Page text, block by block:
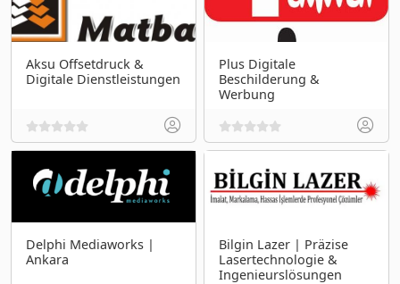
Aksu Offsetdruck &
Digitale Dienstleistungen
Plus Digitale
Beschilderung &
Werbung
Delphi Mediaworks |
Ankara
Bilgin Lazer | Präzise
Lasertechnologie &
Ingenieurslösungen